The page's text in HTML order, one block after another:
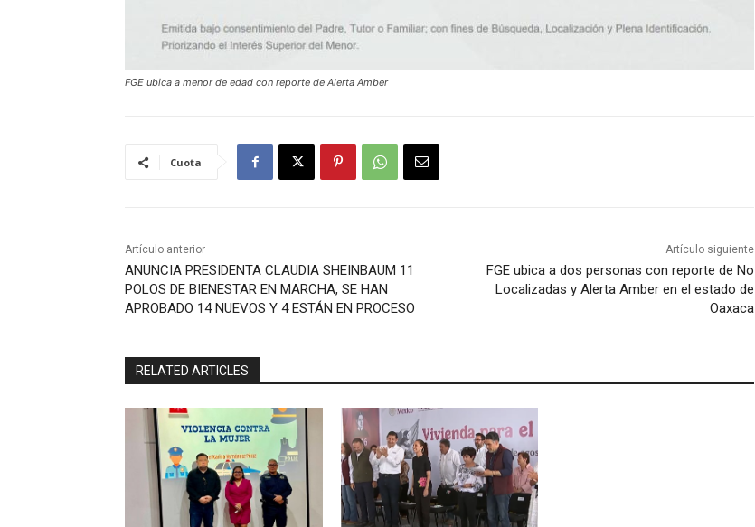
FGE ubica a menor de edad con reporte de Alerta Amber
Cuota
Artículo anterior
ANUNCIA PRESIDENTA CLAUDIA SHEINBAUM 11
POLOS DE BIENESTAR EN MARCHA, SE HAN
APROBADO 14 NUEVOS Y 4 ESTÁN EN PROCESO
Artículo siguiente
FGE ubica a dos personas con reporte de No
Localizadas y Alerta Amber en el estado de
Oaxaca
RELATED ARTICLES